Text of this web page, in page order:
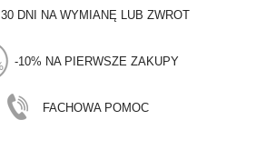
30 DNI NA WYMIANĘ LUB ZWROT
-10% NA PIERWSZE ZAKUPY
FACHOWA POMOC